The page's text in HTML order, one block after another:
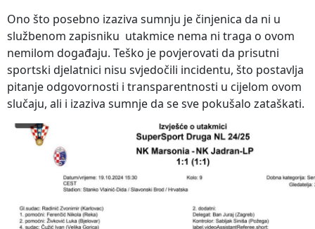
Ono što posebno izaziva sumnju je činjenica da ni u
službenom zapisniku utakmice nema ni traga o ovom
nemilom događaju. Teško je povjerovati da prisutni
sportski djelatnici nisu svjedočili incidentu, što postavlja
pitanje odgovornosti i transparentnosti u cijelom ovom
slučaju, ali i izaziva sumnje da se sve pokušalo zataškati.